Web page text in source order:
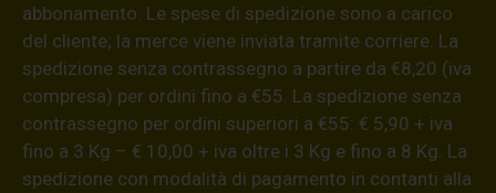
abbonamento. Le spese di spedizione sono a carico
del cliente; la merce viene inviata tramite corriere. La
spedizione senza contrassegno a partire da €8,20 (iva
compresa) per ordini fino a €55. La spedizione senza
contrassegno per ordini superiori a €55: € 5,90 + iva
fino a 3 Kg – € 10,00 + iva oltre i 3 Kg e fino a 8 Kg. La
spedizione con modalità di pagamento in contanti alla